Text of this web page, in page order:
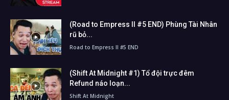
(Road to Empress II #5 END) Phùng Tài Nhân
rũ bỏ...
Road to Empress II #5 END
(Shift At Midnight #1) Tổ đội trực đêm
Refund náo loạn...
Shift At Midnight